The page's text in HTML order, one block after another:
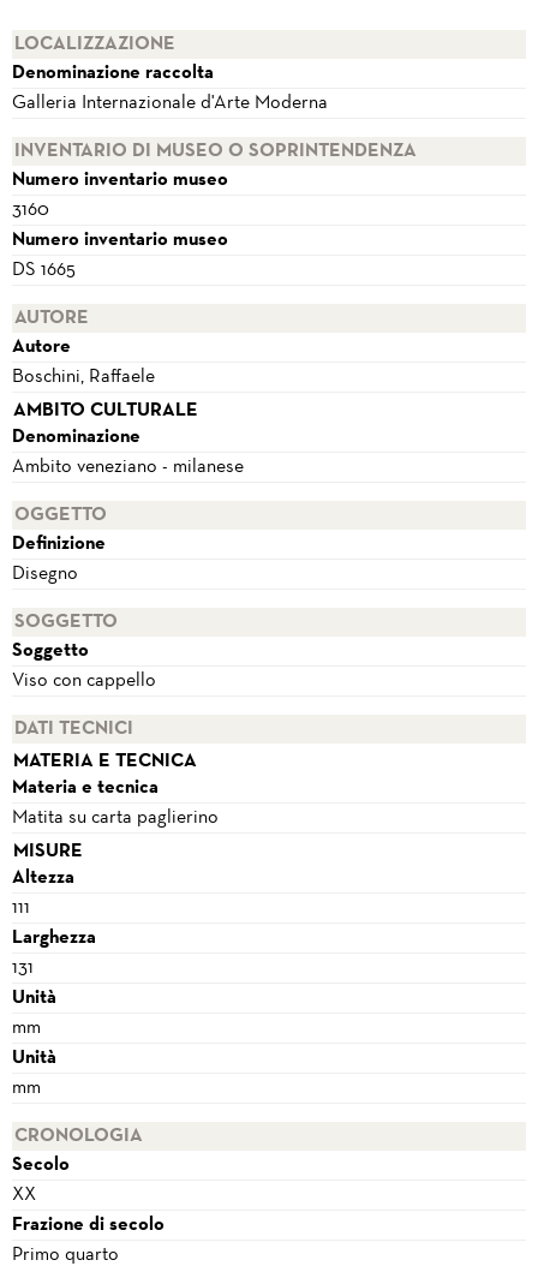
LOCALIZZAZIONE
Denominazione raccolta
Galleria Internazionale d'Arte Moderna
INVENTARIO DI MUSEO O SOPRINTENDENZA
Numero inventario museo
3160
Numero inventario museo
DS 1665
AUTORE
Autore
Boschini, Raffaele
AMBITO CULTURALE
Denominazione
Ambito veneziano - milanese
OGGETTO
Definizione
Disegno
SOGGETTO
Soggetto
Viso con cappello
DATI TECNICI
MATERIA E TECNICA
Materia e tecnica
Matita su carta paglierino
MISURE
Altezza
111
Larghezza
131
Unità
mm
Unità
mm
CRONOLOGIA
Secolo
XX
Frazione di secolo
Primo quarto